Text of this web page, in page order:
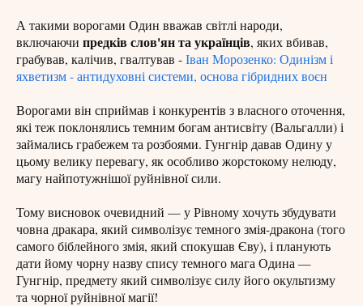
А такими ворогами Один вважав світлі народи,
включаючи предків слов'ян та українців, яких вбивав,
грабував, калічив, гвалтував - Іван Морозенко: Одинізм і
яхветизм - антидуховні системи, основа гібридних воєн
Ворогами він сприймав і конкурентів з власного оточення,
які теж поклонялись темним богам антисвіту (Вальгалли) і
займались грабежем та розбоями. Гунгнір давав Одину у
цьому велику перевагу, як особливо жорстокому нелюду,
магу найпотужнішої руйнівної сили.
Тому висновок очевидний — у Рівному хочуть збудувати
човна дракара, який символізує темного змія-дракона (того
самого біблейного змія, який спокушав Єву), і планують
дати йому чорну назву спису темного мага Одина —
Гунгнір, предмету який символізує силу його окультизму
та чорної руйнівної магії!